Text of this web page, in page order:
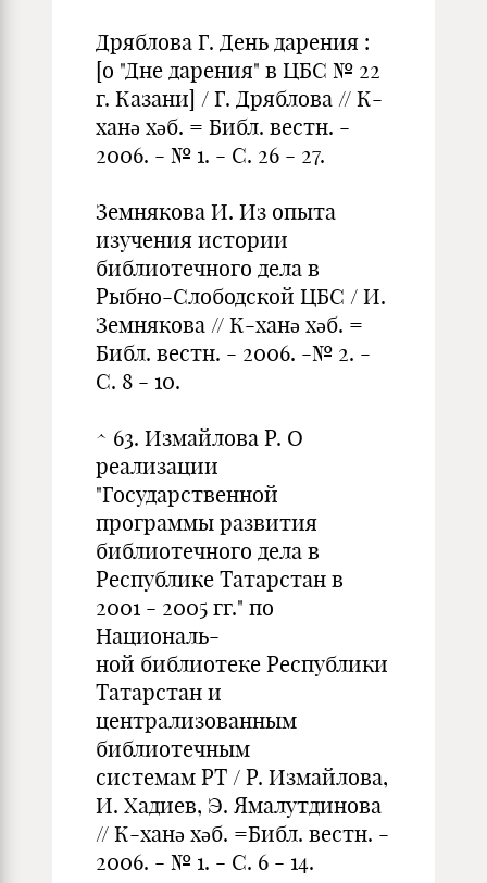
Дряблова Г. День дарения :
[о "Дне дарения" в ЦБС № 22
г. Казани] / Г. Дряблова // К-
ханә хәб. = Библ. вестн. -
2006. - № 1. - С. 26 - 27.
Земнякова И. Из опыта
изучения истории
библиотечного дела в
Рыбно-Слободской ЦБС / И.
Земнякова // К-ханә хәб. =
Библ. вестн. - 2006. -№ 2. -
С. 8 - 10.
^ 63. Измайлова Р. О
реализации
"Государственной
программы развития
библиотечного дела в
Республике Татарстан в
2001 - 2005 гг." по
Националь-
ной библиотеке Республики
Татарстан и
централизованным
библиотечным
системам РТ / Р. Измайлова,
И. Хадиев, Э. Ямалутдинова
// К-ханә хәб. =Библ. вестн. -
2006. - № 1. - С. 6 - 14.